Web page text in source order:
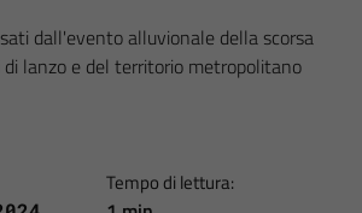
dall'evento alluvionale della scorsa
lanzo e del territorio metropolitano
Tempo di lettura: